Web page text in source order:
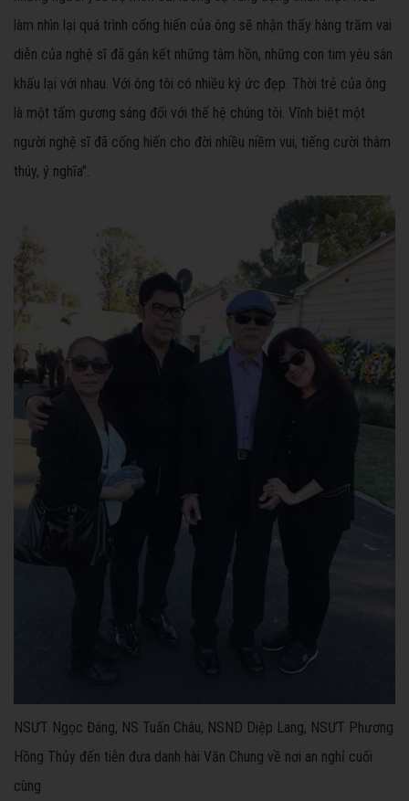
làm nhìn lại quá trình cống hiến của ông sẽ nhận thấy hàng trăm vai
diễn của nghệ sĩ đã gắn kết những tâm hồn, những con tim yêu sân
khấu lại với nhau. Với ông tôi có nhiều ký ức đẹp. Thời trẻ của ông
là một tấm gương sáng đối với thế hệ chúng tôi. Vĩnh biệt một
người nghệ sĩ đã cống hiến cho đời nhiều niềm vui, tiếng cười thâm
thúy, ý nghĩa".
NSƯT Ngọc Đáng, NS Tuấn Châu, NSND Diệp Lang, NSƯT Phương
Hồng Thủy đến tiễn đưa danh hài Văn Chung về nơi an nghỉ cuối
cùng